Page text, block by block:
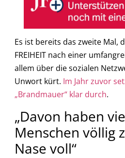
Es ist bereits das zweite Mal,
FREIHEIT nach einer
allem über die sozialen
Unwort kürt. Im Jahr zuvor
„Brandmauer“ klar durch.
„Davon haben
Menschen völlig
Nase voll“